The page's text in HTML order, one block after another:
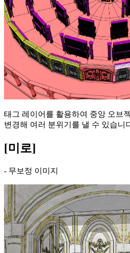
태그 레이어를 활용하여 중앙 오브
변경해 여러 분위기를 낼 수 있습니
[미로]
- 무보정 이미지